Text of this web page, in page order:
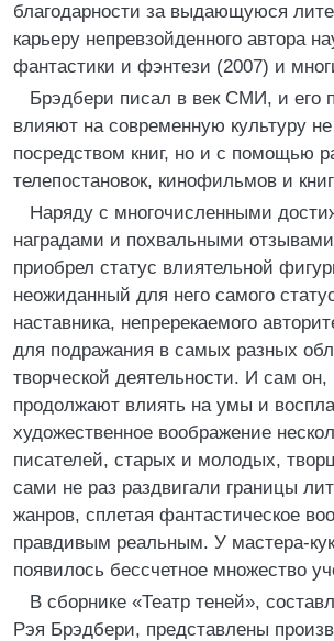
благодарности за выдающуюся
карьеру непревзойденного автора
фантастики и фэнтези (2007) и
Брэдбери писал в век СМИ, и его
влияют на современную культуру не
посредством книг, но и с помощью
телепостановок, кинофильмов и
Наряду с многочисленными
наградами и похвальными
приобрел статус влиятельной
неожиданный для него самого
наставника, непререкаемого
для подражания в самых разных
творческой деятельности. И сам он,
продолжают влиять на умы и
художественное воображение
писателей, старых и молодых,
сами не раз раздвигали границы
жанров, сплетая фантастическое
правдивым реальным. У мастера-
появилось бессчетное множество
В сборнике «Театр теней»,
Рэя Брэдбери, представлены